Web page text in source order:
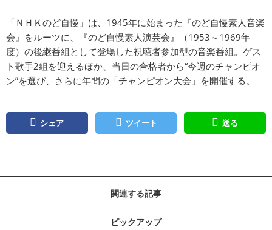
「ＮＨＫのど自慢」は、1945年に始まった『のど自慢素人音楽
会』をルーツに、『のど自慢素人演芸会』（1953～1969年
度）の後継番組として登場した視聴者参加型の音楽番組。ゲス
ト歌手2組を迎えるほか、当日の合格者から“今週のチャンピオ
ン”を選び、さらに年間の「チャンピオン大会」を開催する。
シェア ツイート 送る
関連する記事
ピックアップ